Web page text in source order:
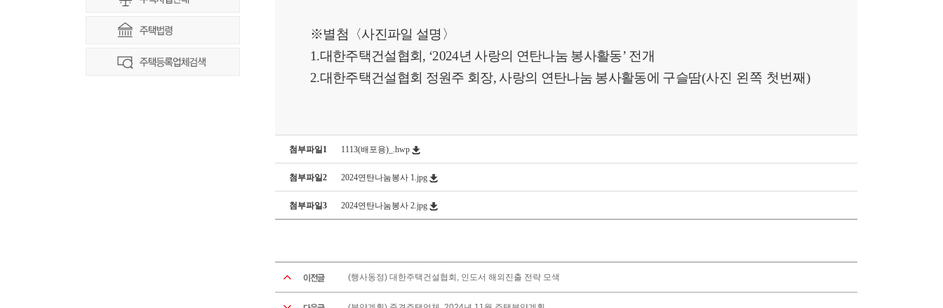
※별첨 〈사진파일 설명 〉
1.대한주택건설협회 , ‘2024년 사랑의 연탄나눔 봉사활동’ 전개
2.대한주택건설협회 정원주 회장, 사랑의 연탄나눔 봉사활동에 구슬땀(사진 왼쪽 첫번째)
첨부파일1 1113(배포용)_.hwp
첨부파일2 2024연탄나눔봉사 1.jpg
첨부파일3 2024연탄나눔봉사 2.jpg
(행사동정) 대한주택건설협회, 인도서 해외진출 전략 모색